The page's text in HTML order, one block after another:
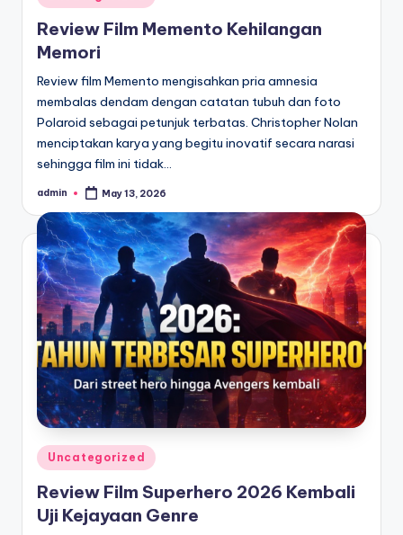
in
Review Film Memento Kehilangan
Memori
Review film Memento mengisahkan pria amnesia
membalas dendam dengan catatan tubuh dan foto
Polaroid sebagai petunjuk terbatas. Christopher Nolan
menciptakan karya yang begitu inovatif secara narasi
sehingga film ini tidak…
Posted
admin May 13, 2026
Posted
in
Uncategorized
Review Film Superhero 2026 Kembali
Uji Kejayaan Genre